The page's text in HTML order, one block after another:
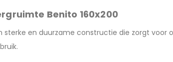
Benito 160x200
sterke en duurzame constructie die zorgt